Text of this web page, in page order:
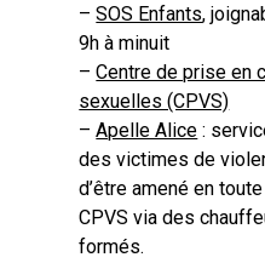
–SOS Enfants,
9h à minuit
–Centre de prise en
sexuelles (CPVS)
–Apelle Alice :
des victimes de
d’être amené en
CPVS via des
formés.